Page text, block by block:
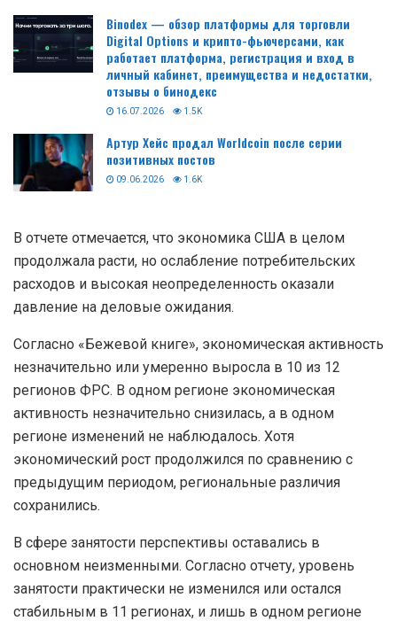
Binodex — обзор платформы для торговли
Digital Options и крипто-фьючерсами, как
работает платформа, регистрация и вход в
личный кабинет, преимущества и недостатки,
отзывы о бинодекс
16.07.2026 1.5K
Артур Хейс продал Worldcoin после серии
позитивных постов
09.06.2026 1.6K
В отчете отмечается, что экономика США в целом
продолжала расти, но ослабление потребительских
расходов и высокая неопределенность оказали
давление на деловые ожидания.
Согласно «Бежевой книге», экономическая активность
незначительно или умеренно выросла в 10 из 12
регионов ФРС. В одном регионе экономическая
активность незначительно снизилась, а в одном
регионе изменений не наблюдалось. Хотя
экономический рост продолжился по сравнению с
предыдущим периодом, региональные различия
сохранились.
В сфере занятости перспективы оставались в
основном неизменными. Согласно отчету, уровень
занятости практически не изменился или остался
стабильным в 11 регионах, и лишь в одном регионе